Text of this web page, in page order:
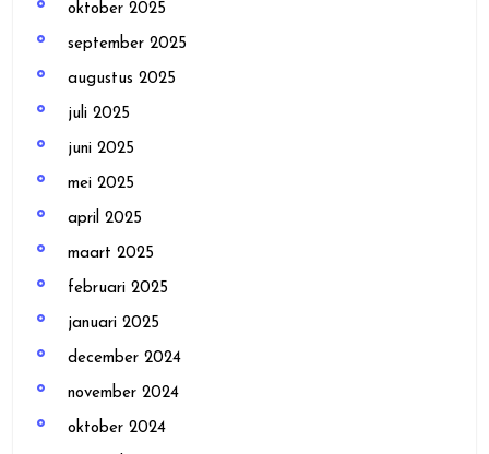
oktober 2025
september 2025
augustus 2025
juli 2025
juni 2025
mei 2025
april 2025
maart 2025
februari 2025
januari 2025
december 2024
november 2024
oktober 2024